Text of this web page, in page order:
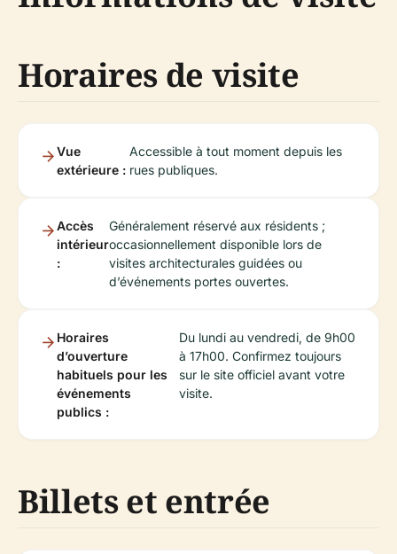
Horaires de visite
Vue
extérieure :
Accessible à tout moment depuis les
rues publiques.
Accès
intérieur
:
Généralement réservé aux résidents ;
occasionnellement disponible lors de
visites architecturales guidées ou
d’événements portes ouvertes.
Horaires
d’ouverture
habituels pour les
événements
publics :
Du lundi au vendredi, de 9h00
à 17h00. Confirmez toujours
sur le site officiel avant votre
visite.
Billets et entrée